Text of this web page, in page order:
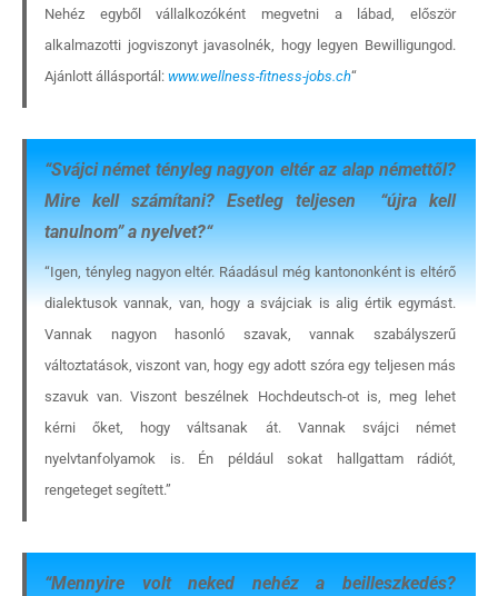
Nehéz egyből vállalkozóként megvetni a lábad, először
alkalmazotti jogviszonyt javasolnék, hogy legyen Bewilligungod.
Ajánlott állásportál: www.wellness-fitness-jobs.ch“
“Svájci német tényleg nagyon eltér az alap némettől?
Mire kell számítani? Esetleg teljesen “újra kell
tanulnom” a nyelvet?“
“Igen, tényleg nagyon eltér. Ráadásul még kantononként is eltérő
dialektusok vannak, van, hogy a svájciak is alig értik egymást.
Vannak nagyon hasonló szavak, vannak szabályszerű
változtatások, viszont van, hogy egy adott szóra egy teljesen más
szavuk van. Viszont beszélnek Hochdeutsch-ot is, meg lehet
kérni őket, hogy váltsanak át. Vannak svájci német
nyelvtanfolyamok is. Én például sokat hallgattam rádiót,
rengeteget segített.”
“Mennyire volt neked nehéz a beilleszkedés?